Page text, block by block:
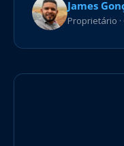
James
Proprietário